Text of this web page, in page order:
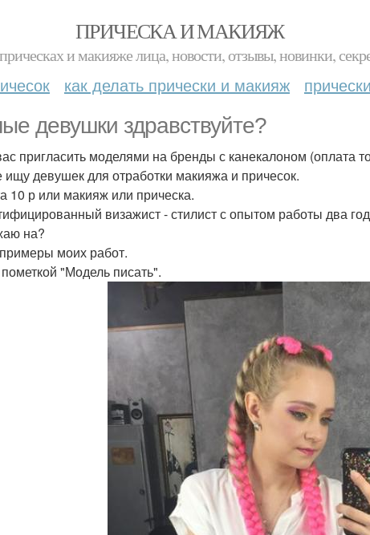
ПРИЧЕСКА И МАКИЯЖ
и макияже лица, новости, отзывы, новинки,
как делать прически и макияж
девушки здравствуйте?
пригласить моделями на бренды с канекалоном (оплата
ищу девушек для отработки макияжа и причесок.
10 р или макияж или прическа.
визажист - стилист с опытом работы два
на?
моих работ.
"Модель писать".